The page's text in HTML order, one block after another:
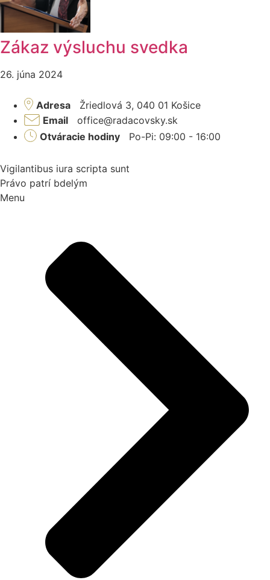
Zákaz výsluchu svedka
26. júna 2024
Adresa Žriedlová 3, 040 01 Košice
Emailoffice@radacovsky.sk
Otváracie hodiny Po-Pi: 09:00 - 16:00
Vigilantibus iura scripta sunt
Právo patrí bdelým
Menu